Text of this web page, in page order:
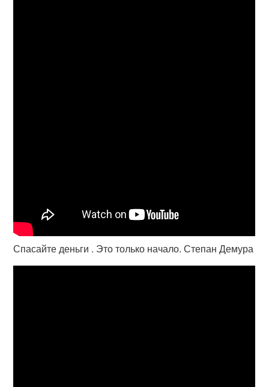
Спасайте деньги . Это только начало. Степан Демура